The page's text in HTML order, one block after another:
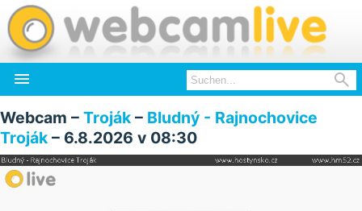
 
Webcam – Troják – Bludný - Rajnochovice
Troják – 6.8.2026 v 08:30